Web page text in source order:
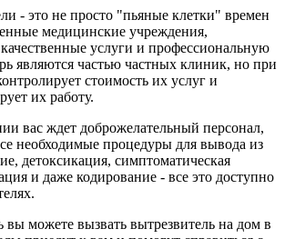
- это не просто "пьяные клетки" времен
медицинские учреждения,
услуги и профессиональную
являются частью частных клиник, но при
стоимость их услуг и
их работу.
вас ждет доброжелательный персонал,
необходимые процедуры для вывода из
детоксикация, симптоматическая
и даже кодирование - все это доступно
вы можете вызвать вытрезвитель на дом в